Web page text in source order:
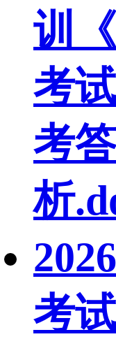
训
考
考
析
考